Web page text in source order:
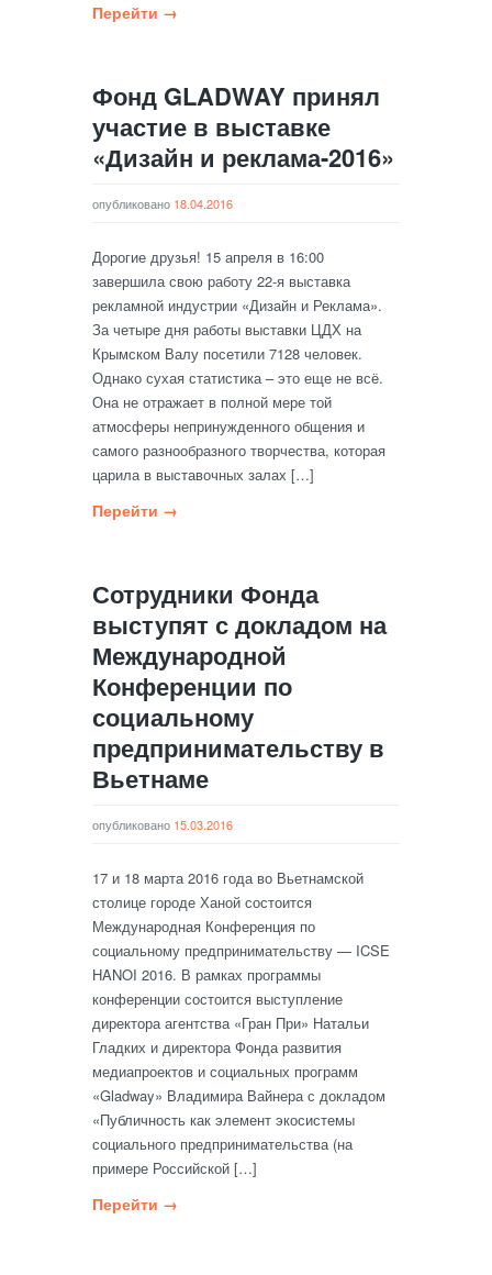
Перейти →
Фонд GLADWAY принял
участие в выставке
«Дизайн и реклама-2016»
опубликовано 18.04.2016
Дорогие друзья! 15 апреля в 16:00
завершила свою работу 22-я выставка
рекламной индустрии «Дизайн и Реклама».
За четыре дня работы выставки ЦДХ на
Крымском Валу посетили 7128 человек.
Однако сухая статистика – это еще не всё.
Она не отражает в полной мере той
атмосферы непринужденного общения и
самого разнообразного творчества, которая
царила в выставочных залах […]
Перейти →
Сотрудники Фонда
выступят с докладом на
Международной
Конференции по
социальному
предпринимательству в
Вьетнаме
опубликовано 15.03.2016
17 и 18 марта 2016 года во Вьетнамской
столице городе Ханой состоится
Международная Конференция по
социальному предпринимательству — ICSE
HANOI 2016. В рамках программы
конференции состоится выступление
директора агентства «Гран При» Натальи
Гладких и директора Фонда развития
медиапроектов и социальных программ
«Gladway» Владимира Вайнера с докладом
«Публичность как элемент экосистемы
социального предпринимательства (на
примере Российской […]
Перейти →